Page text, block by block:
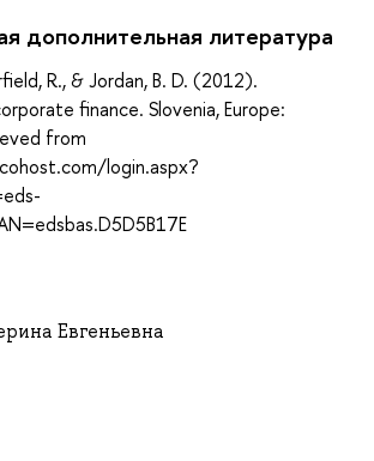
дополнительная литература
R., & Jordan, B. D. (2012).
finance. Slovenia, Europe:
from
login.aspx?
Евгеньевна